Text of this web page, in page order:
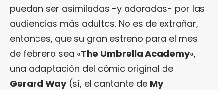
puedan ser asimiladas -y adoradas- por las
audiencias más adultas. No es de extrañar,
entonces, que su gran estreno para el mes
de febrero sea «The Umbrella Academy«,
una adaptación del cómic original de
Gerard Way(sí, el cantante de My